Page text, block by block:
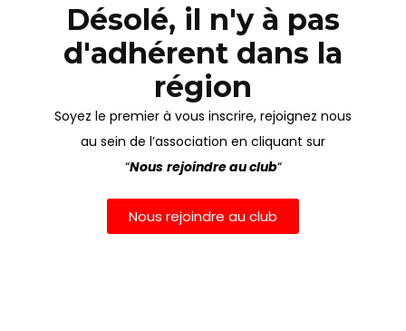
Désolé, il n'y à pas
d'adhérent dans la
région
Soyez le premier à vous inscrire, rejoignez nous
au sein de l’association en cliquant sur
“Nous rejoindre au club“
Nous rejoindre au club